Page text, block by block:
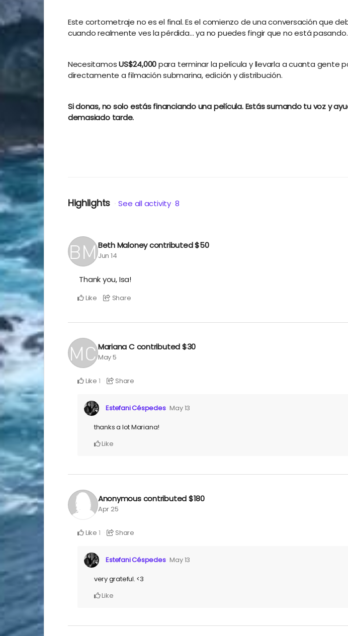
Este cortometraje no es el final. Es el comienzo de una conversación que
cuando realmente ves la pérdida… ya no puedes fingir que no está pasando.
NecesitamosUS$24,000para terminar la película y llevarla a cuanta gente
directamente a filmación submarina, edición y distribución.
Si donas, no solo estás financiando una película. Estás sumando tu voz y
demasiado tarde.
Highlights See all activity 8
Beth Maloneycontributed$50
Jun 14
Thank you, Isa!
Like Share
Mariana C contributed$30
May 5
Like 1 Share
Estefani Céspedes May 13
thanks a lot Mariana!
Like
Anonymous contributed$180
Apr 25
Like 1 Share
Estefani Céspedes May 13
very grateful. <3
Like